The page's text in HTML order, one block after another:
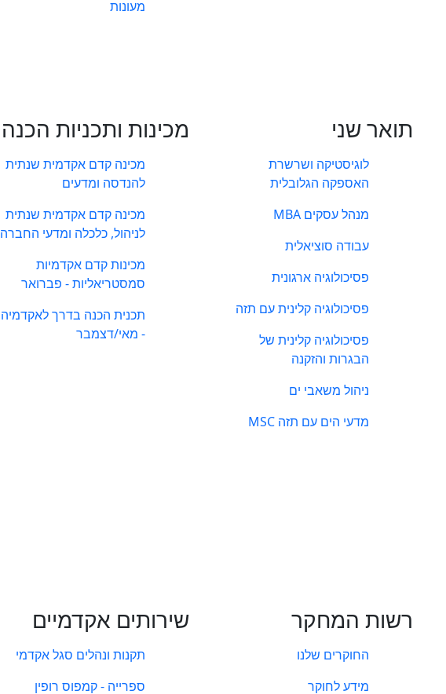
מעונות
תואר שני
לוגיסטיקה ושרשרת
האספקה הגלובלית
מנהל עסקים MBA
עבודה סוציאלית
פסיכולוגיה ארגונית
פסיכולוגיה קלינית עם תזה
פסיכולוגיה קלינית של
הבגרות והזקנה
ניהול משאבי ים
מדעי הים עם תזה MSC
מכינות ותכניות הכנה
מכינה קדם אקדמית שנתית
להנדסה ומדעים
מכינה קדם אקדמית שנתית
לניהול, כלכלה ומדעי החברה
מכינות קדם אקדמיות
סמסטריאליות - פברואר
תכנית הכנה בדרך לאקדמיה
- מאי/דצמבר
רשות המחקר
החוקרים שלנו
מידע לחוקר
שירותים אקדמיים
תקנות ונהלים סגל אקדמי
ספרייה - קמפוס רופין